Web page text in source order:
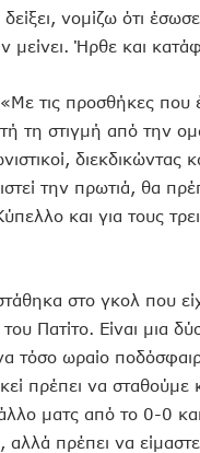
νομίζω ότι
μείνει. Ήρθε και
«Με τις προσθήκες που
τη στιγμή από την
διεκδικώντας
την πρωτιά, θα
και για τους
στο γκολ που
Πατίτο. Είναι μια
τόσο ωραίο
πρέπει να
ματς από το 0-0
αλλά πρέπει να